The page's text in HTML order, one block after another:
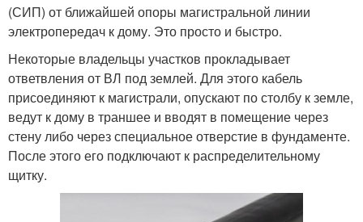
(СИП) от ближайшей опоры магистральной линии
электропередач к дому. Это просто и быстро.
Некоторые владельцы участков прокладывает
ответвления от ВЛ под землей. Для этого кабель
присоединяют к магистрали, опускают по столбу к земле,
ведут к дому в траншее и вводят в помещение через
стену либо через специальное отверстие в фундаменте.
После этого его подключают к распределительному
щитку.